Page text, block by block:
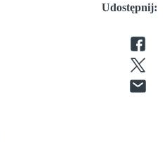
Udostępnij: